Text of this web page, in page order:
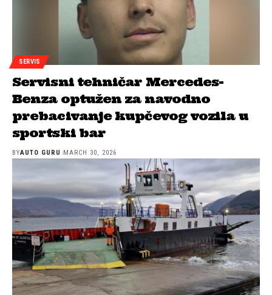
SERVIS
Servisni tehničar Mercedes-
Benza optužen za navodno
prebacivanje kupčevog vozila u
sportski bar
BYAUTO GURU MARCH 30, 2026